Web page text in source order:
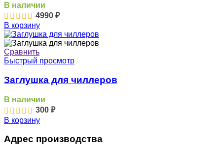
В наличии
4990 ₽
В корзину
Сравнить
Быстрый просмотр
Заглушка для чиллеров
В наличии
300 ₽
В корзину
Адрес производства